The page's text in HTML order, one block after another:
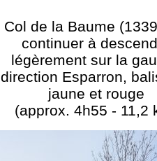
Col de la Baume
continuer à
légèrement sur la
direction Esparron,
jaune et rouge
(approx. 4h55 - 11,2